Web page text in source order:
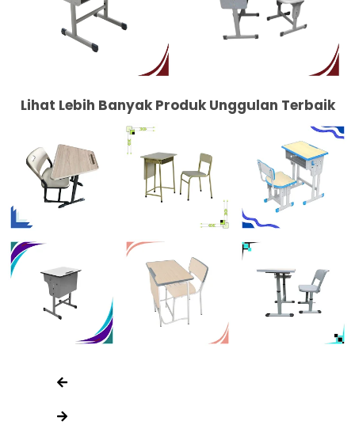
Lihat Lebih Banyak Produk Unggulan Terbaik